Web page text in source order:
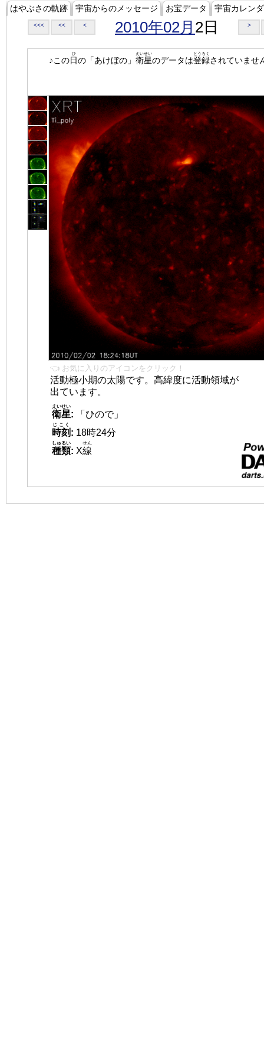
はやぶさの軌跡 宇宙からのメッセージ お宝データ 宇宙カレン
<<< << < 2010年02月 2日 >
♪この日
ひ
の「あけぼの」 衛星
えいせい
のデータは登録
とうろく
されていませ
👈 お気に入りのアイコンをクリック！
活動極小期の太陽です。高緯度に活動領域が
出ています。
衛星
えいせい
:
「ひので」
時刻
じこく
: 18時24分
種類
しゅるい
: X線
せん